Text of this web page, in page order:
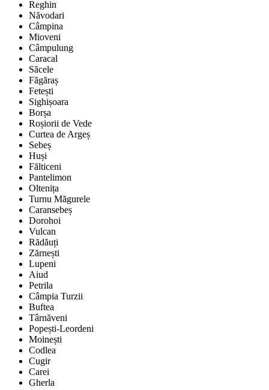
Reghin
Năvodari
Câmpina
Mioveni
Câmpulung
Caracal
Săcele
Făgăraș
Fetești
Sighișoara
Borșa
Roșiorii de Vede
Curtea de Argeș
Sebeș
Huși
Fălticeni
Pantelimon
Oltenița
Turnu Măgurele
Caransebeș
Dorohoi
Vulcan
Rădăuți
Zărnești
Lupeni
Aiud
Petrila
Câmpia Turzii
Buftea
Târnăveni
Popești-Leordeni
Moinești
Codlea
Cugir
Carei
Gherla